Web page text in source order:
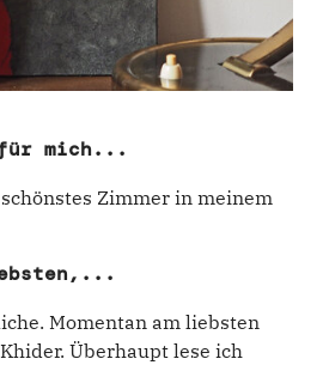
mich...
Zimmer in meinem
Momentan am liebsten
Überhaupt lese ich